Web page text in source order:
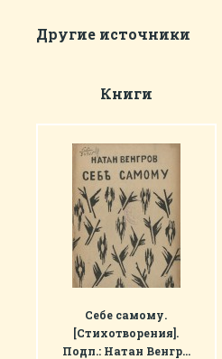
Другие источники
Книги
Себе самому.
[Стихотворения].
Подп.: Натан Венгр…